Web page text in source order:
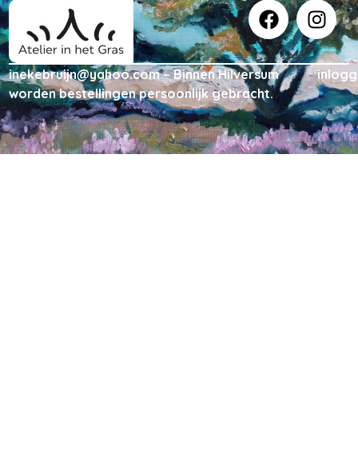
inekebruijn@yahoo.com – Binnen Hilversum
worden bestellingen persoonlijk gebracht.